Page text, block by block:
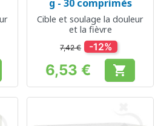
g - 30 comprimés
Cible et soulage la douleur
et la fièvre
7,42 € -12%
Prix
6,53 € 